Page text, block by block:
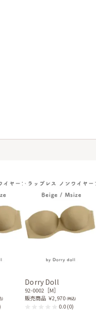
)
Dorry Doll
92-0002［M］
販売商品 ￥2,970 (税込)
0.0(0)